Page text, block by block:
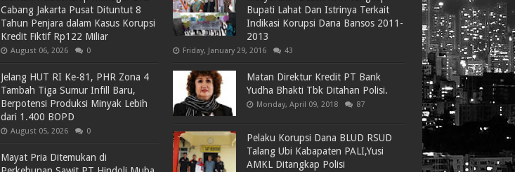
Cabang Jakarta Pusat Dituntut 8
Tahun Penjara dalam Kasus Korupsi
Kredit Fiktif Rp122 Miliar
August 06, 2026 0
Jelang HUT RI Ke-81, PHR Zona 4
Tambah Tiga Sumur Infill Baru,
Berpotensi Produksi Minyak Lebih
dari 1.400 BOPD
August 05, 2026 0
Mayat Pria Ditemukan di
Bupati Lahat Dan Istrinya Terkait
Indikasi Korupsi Dana Bansos 2011-
2013
Friday, January 29, 2016 43
Matan Direktur Kredit PT Bank
Yudha Bhakti Tbk Ditahan Polisi.
Monday, April 09, 2018 87
Pelaku Korupsi Dana BLUD RSUD
Talang Ubi Kabapaten PALI,Yusi
AMKL Ditangkap Polisi